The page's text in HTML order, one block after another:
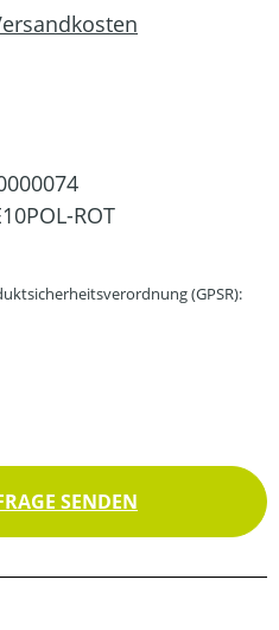
ROT
(GPSR):
SENDEN